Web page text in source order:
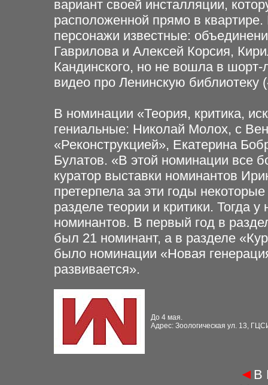
вариант своей инсталляции,
расположенной прямо в
персонажи известные:
Гаврилова и Алексей Корсия,
Кандинского, но не вошла в шорт-
видео про Ленинскую
В номинации «Теория, критика,
гениальные: Николай Молох, с
«Реконструкцией», Екатерина
Булатов. «В этой номинации все
куратор выставки номинантов
претерпела за эти годы
разделе теории и критики. Тогда
номинантов. В первый год в
был 21 номинант, а в разделе
было номинации «Новая
развивается».
До 4 мая.
Адрес: Зоологическая ул. 13,
◄ В